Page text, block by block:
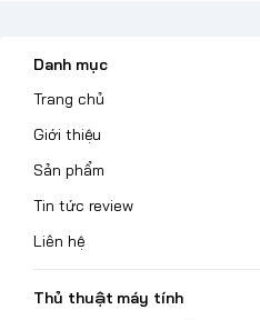
Danh mục
Trang chủ
Giới thiệu
Sản phẩm
Tin tức review
Liên hệ
Thủ thuật máy tính